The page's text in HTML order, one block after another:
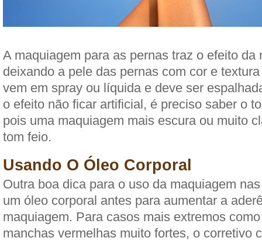
A maquiagem para as pernas traz o efeito da
deixando a pele das pernas com cor e
vem em spray ou líquida e deve ser
o efeito não ficar artificial, é preciso saber o
pois uma maquiagem mais escura ou muito
tom feio.
Usando O Óleo Corporal
Outra boa dica para o uso da maquiagem
um óleo corporal antes para aumentar a
maquiagem. Para casos mais extremos
manchas vermelhas muito fortes, o corretivo